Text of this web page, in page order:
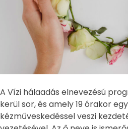
A Vízi hálaadás elnevezésú
kerül sor, és amely 19 órakor
kézműveskedéssel veszi